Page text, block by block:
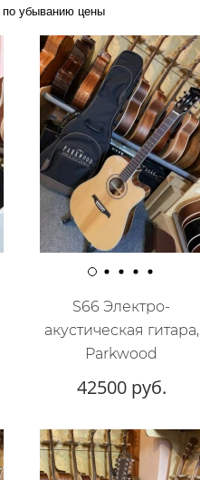
по убыванию цены
S66 Электро-
акустическая гитара,
Parkwood
42500 руб.